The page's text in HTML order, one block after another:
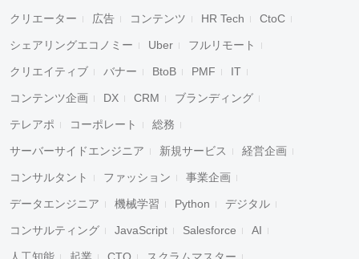
クリエーター 広告 コンテンツ HR Tech CtoC
シェアリングエコノミー Uber フルリモート
クリエイティブ バナー BtoB PMF IT
コンテンツ企画 DX CRM ブランディング
テレアポ コーポレート 総務
サーバーサイドエンジニア 新規サービス 経営企画
コンサルタント ファッション 事業企画
データエンジニア 機械学習 Python デジタル
コンサルティング JavaScript Salesforce AI